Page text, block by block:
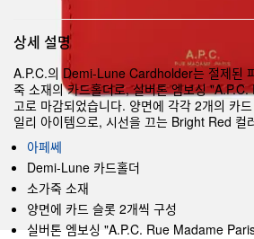
상세 설명
A.P.C.의 Demi-Lune Cardholder는 절제된
죽 소재의 카드홀더로, 실버톤 엠보싱
고로 마감되었습니다. 양면에 각각 2개의 카
일리 아이템으로, 시선을 끄는 Bright Red 컬
아페쎄
Demi-Lune 카드홀더
소가죽 소재
양면에 카드 슬롯 2개씩 구성
실버톤 엠보싱 "A.P.C. Rue Madame